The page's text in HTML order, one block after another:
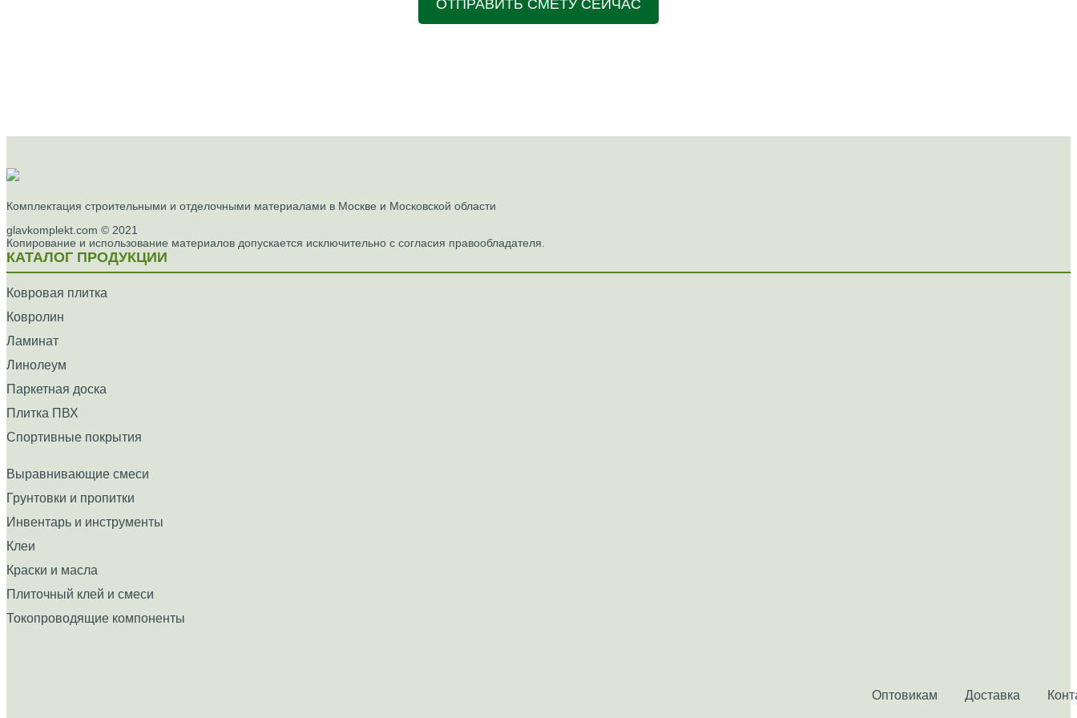
ОТПРАВИТЬ СМЕТУ СЕЙЧАС
Комплектация строительными и отделочными материалами в Москве и Московской области
glavkomplekt.com © 2021
Копирование и использование материалов допускается исключительно с согласия правообладателя.
КАТАЛОГ ПРОДУКЦИИ
Ковровая плитка
Ковролин
Ламинат
Линолеум
Паркетная доска
Плитка ПВХ
Спортивные покрытия
Выравнивающие смеси
Грунтовки и пропитки
Инвентарь и инструменты
Клеи
Краски и масла
Плиточный клей и смеси
Токопроводящие компоненты
Оптовикам Доставка